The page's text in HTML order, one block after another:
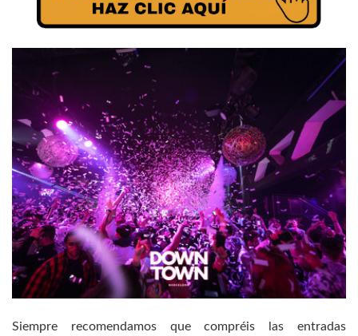
Siempre recomendamos que compréis las entradas